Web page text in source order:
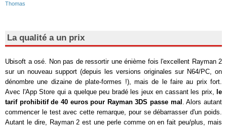
Thomas
La qualité a un prix
Ubisoft a osé. Non pas de ressortir une énième fois l'excellent Rayman 2
sur un nouveau support (depuis les versions originales sur N64/PC, on
dénombre une dizaine de plate-formes !), mais de le faire au prix fort.
Avec l'App Store qui a quelque peu bradé les jeux en cassant les prix, le
tarif prohibitif de 40 euros pour Rayman 3DS passe mal . Alors autant
commencer le test avec cette remarque, pour se débarrasser d'un poids.
Autant le dire, Rayman 2 est une perle comme on en fait peu/plus, mais